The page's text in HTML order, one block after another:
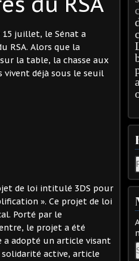
juillet, le Sénat a
RSA. Alors que la
la table, la chasse aux
vivent déjà sous le seuil
de loi intitulé 3DS pour
». Ce projet de loi
Porté par le
le projet a été
adopté un article visant
solidarité active, article